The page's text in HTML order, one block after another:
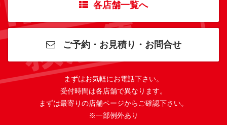
各店舗一覧へ
ご予約・お見積り・お問合せ
まずはお気軽にお電話下さい。
受付時間は各店舗で異なります。
まずは最寄りの店舗ページからご確認下さい。
※一部例外あり